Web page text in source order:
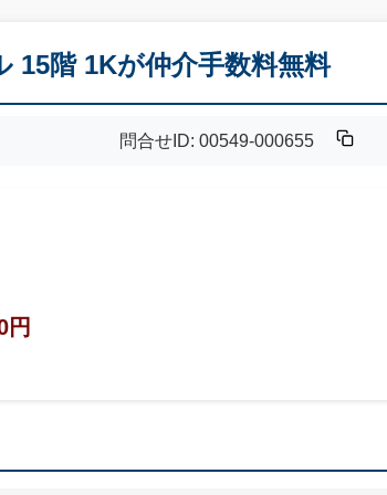
15階 1Kが仲介手数料無料
問合せID: 00549-000655
円